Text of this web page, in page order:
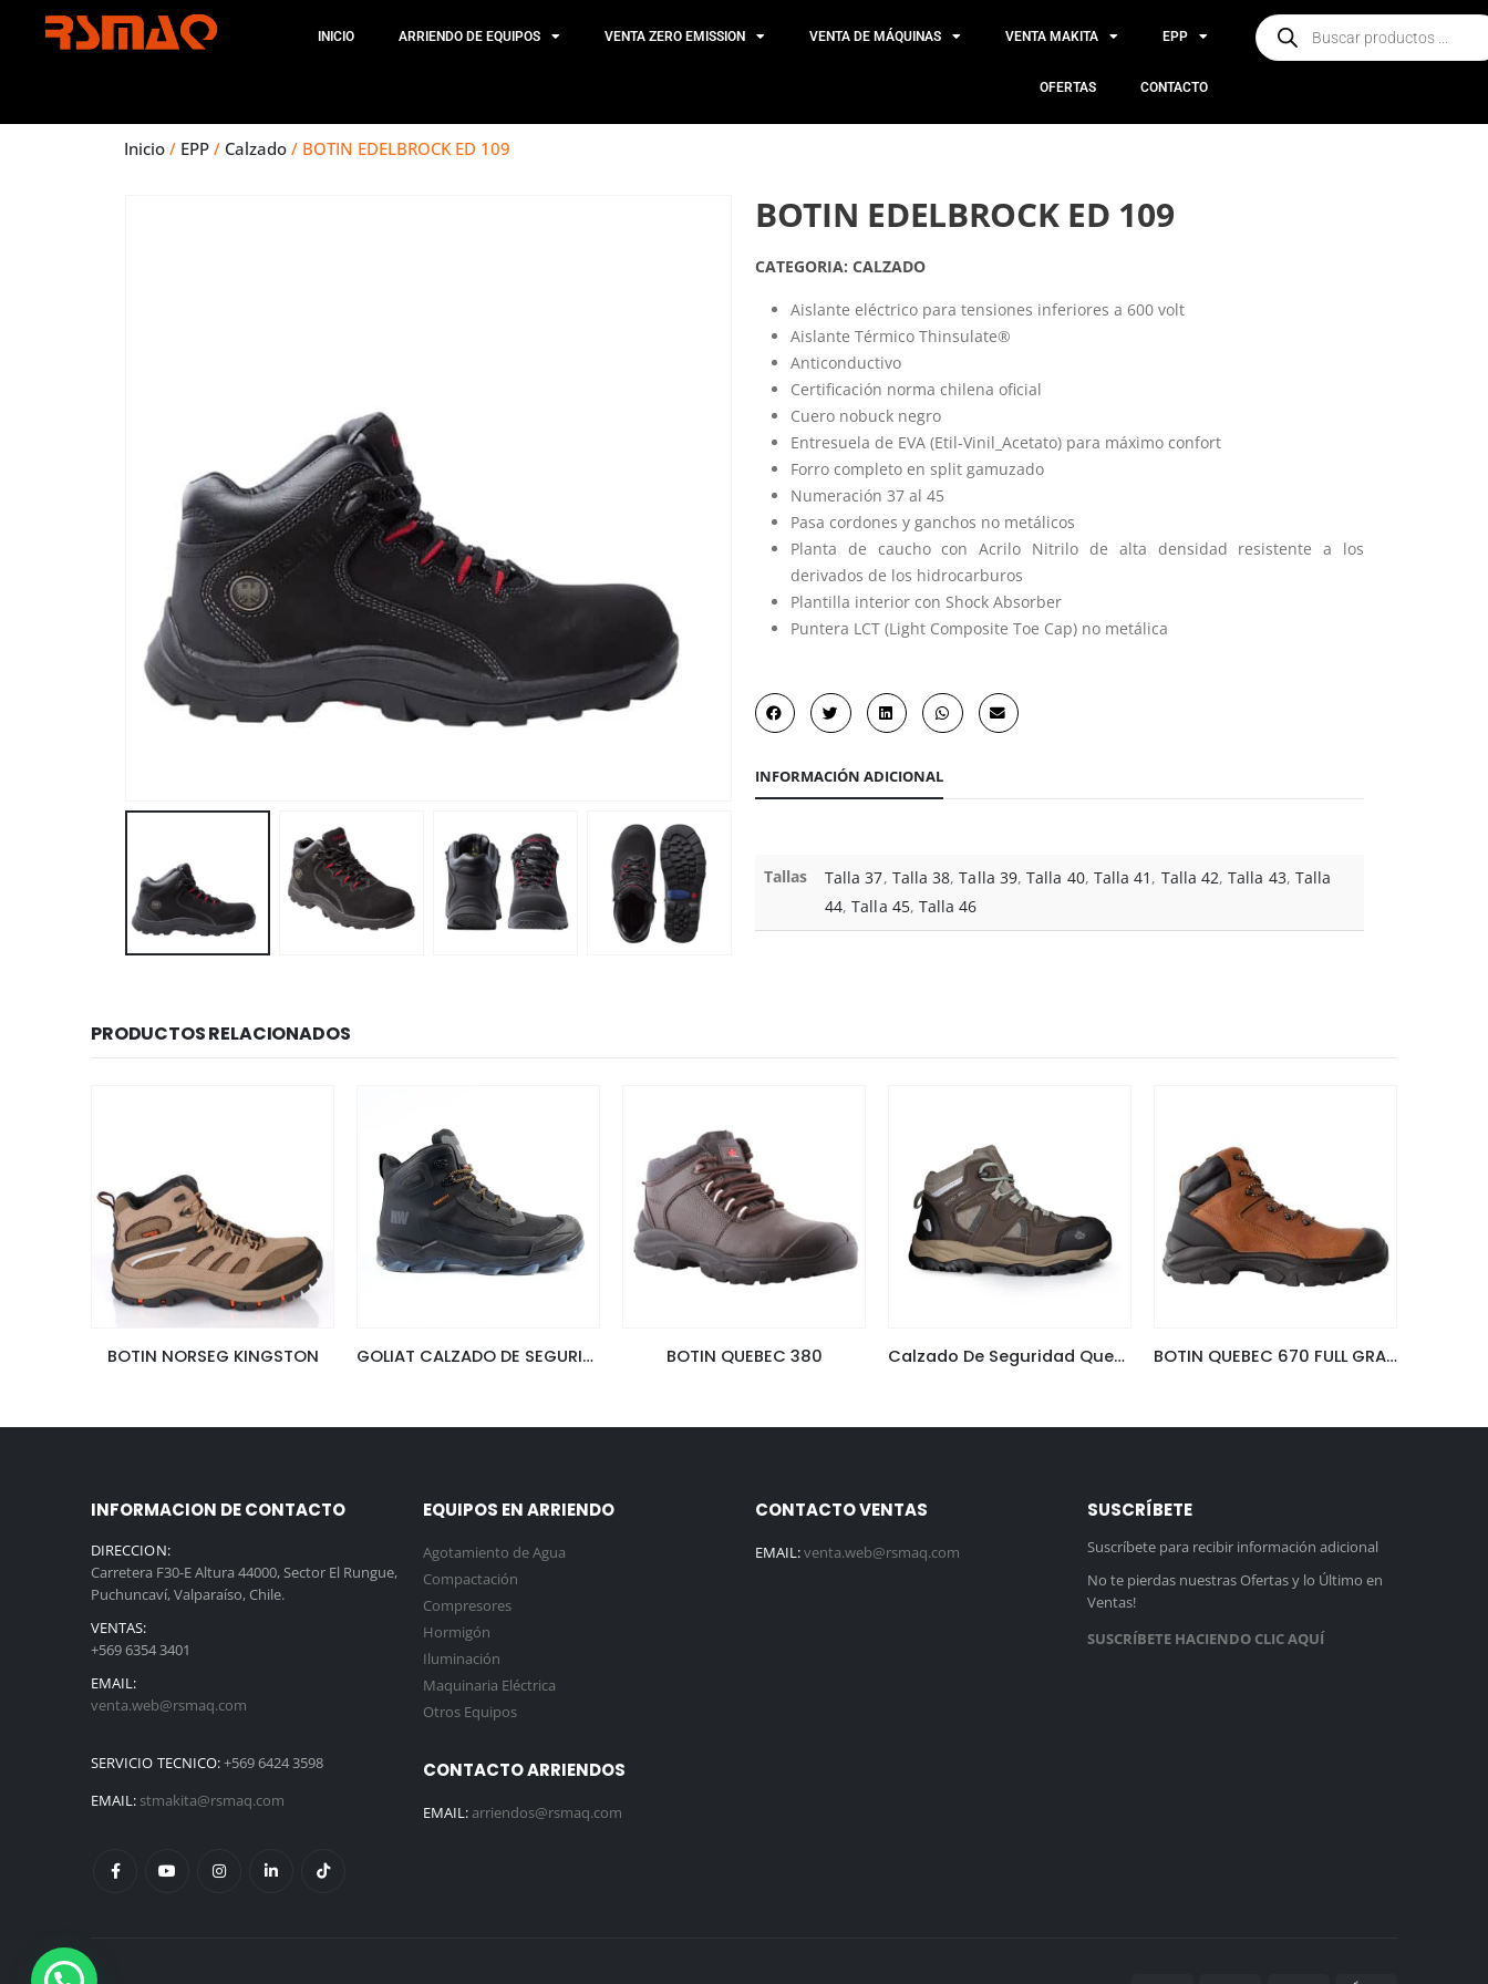
INICIO ARRIENDO DE EQUIPOS VENTA ZERO EMISSION VENTA DE MÁQUINAS VENTA MAKITA EPP
OFERTAS CONTACTO
Inicio / EPP / Calzado / BOTIN EDELBROCK ED 109
BOTIN EDELBROCK ED 109
CATEGORIA: CALZADO
Aislante eléctrico para tensiones inferiores a 600 volt
Aislante Térmico Thinsulate®
Anticonductivo
Certificación norma chilena oficial
Cuero nobuck negro
Entresuela de EVA (Etil-Vinil_Acetato) para máximo confort
Forro completo en split gamuzado
Numeración 37 al 45
Pasa cordones y ganchos no metálicos
Planta de caucho con Acrilo Nitrilo de alta densidad resistente a los
derivados de los hidrocarburos
Plantilla interior con Shock Absorber
Puntera LCT (Light Composite Toe Cap) no metálica
INFORMACIÓN ADICIONAL
Tallas Talla 37, Talla 38,Talla 39,Talla 40, Talla 41 , Talla 42,Talla 43, Talla
44,Talla 45, Talla 46
PRODUCTOS RELACIONADOS
BOTIN NORSEG KINGSTON GOLIAT CALZADO DE SEGURIDAD TÉCNICO BOTIN QUEBEC 380 Calzado De Seguridad Quebec Pro San Lorenzo Dark BOTIN QUEBEC 670 FULL GRAIN
INFORMACION DE CONTACTO
DIRECCION:
Carretera F30-E Altura 44000, Sector El Rungue,
Puchuncaví, Valparaíso, Chile.
VENTAS:
+569 6354 3401
EMAIL:
venta.web@rsmaq.com
SERVICIO TECNICO:+569 6424 3598
EMAIL: stmakita@rsmaq.com
EQUIPOS EN ARRIENDO
Agotamiento de Agua
Compactación
Compresores
Hormigón
Iluminación
Maquinaria Eléctrica
Otros Equipos
CONTACTO ARRIENDOS
EMAIL:arriendos@rsmaq.com
CONTACTO VENTAS
EMAIL:venta.web@rsmaq.com
SUSCRÍBETE
Suscríbete para recibir información adicional
No te pierdas nuestras Ofertas y lo Último en
Ventas!
SUSCRÍBETE HACIENDO CLIC AQUÍ